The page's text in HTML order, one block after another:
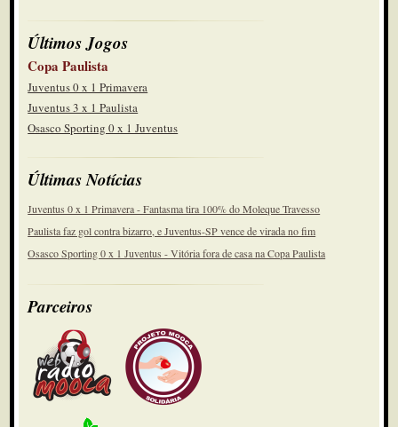
Últimos Jogos
Copa Paulista
Juventus 0 x 1 Primavera
Juventus 3 x 1 Paulista
Osasco Sporting 0 x 1 Juventus
Últimas Notícias
Juventus 0 x 1 Primavera - Fantasma tira 100% do Moleque Travesso
Paulista faz gol contra bizarro, e Juventus-SP vence de virada no fim
Osasco Sporting 0 x 1 Juventus - Vitória fora de casa na Copa Paulista
Parceiros